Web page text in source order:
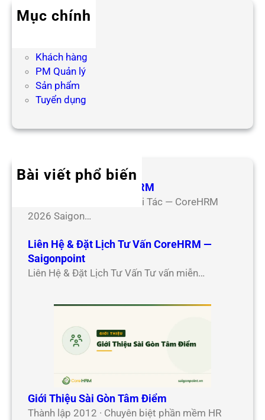
h
Mục chính
Khách hàng
PM Quản lý
Sản phẩm
Tuyển dụng
Bài viết phổ biến
Hợp Tác Đối Tác CoreHRM
Chương Trình Hợp Tác Đối Tác — CoreHRM
2026 Saigon…
Liên Hệ & Đặt Lịch Tư Vấn CoreHRM —
Saigonpoint
Liên Hệ & Đặt Lịch Tư Vấn Tư vấn miễn…
Giới Thiệu Sài Gòn Tâm Điểm
Thành lập 2012 · Chuyên biệt phần mềm HR